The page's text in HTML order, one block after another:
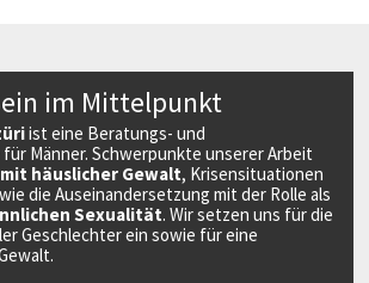
im Mittelpunkt
ist eine Beratungs- und
Männer. Schwerpunkte unserer Arbeit
häuslicher Gewalt, Krisensituationen
die Auseinandersetzung mit der Rolle als
Sexualität. Wir setzen uns für die
Geschlechter ein sowie für eine